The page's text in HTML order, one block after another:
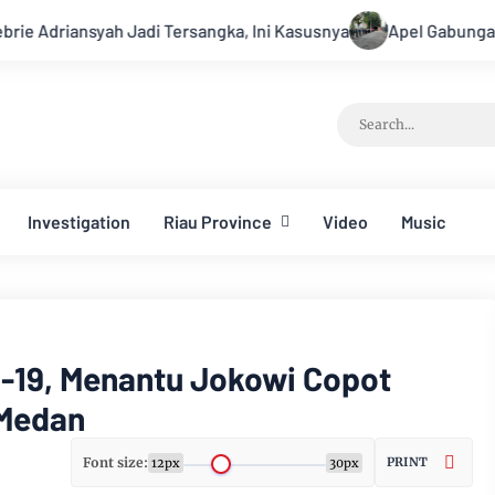
Ini Kasusnya Apel Gabungan Kesiapsiagaan
Investigation Riau Province Video Music
19, Menantu Jokowi Copot
Font size: 12px 30px PRINT